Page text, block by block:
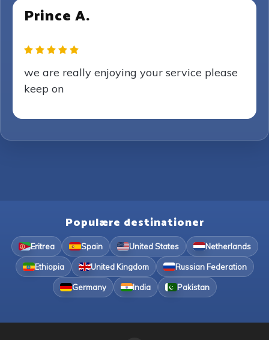
Prince A.
we are really enjoying your service please
keep on
Populære destinationer
Eritrea Spain United States Netherlands
Ethiopia United Kingdom Russian Federation
Germany India Pakistan